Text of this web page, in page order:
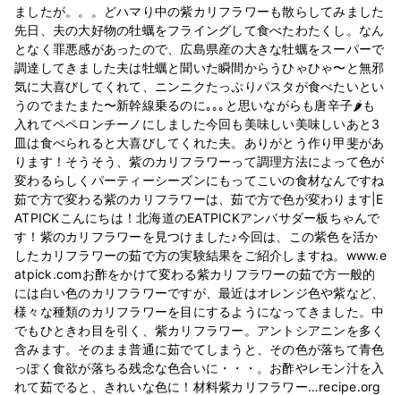
ましたが。。。どハマり中の紫カリフラワーも散らしてみました
先日、夫の大好物の牡蠣をフライングして食べたわたくし。なん
となく罪悪感があったので、広島県産の大きな牡蠣をスーパーで
調達してきました夫は牡蠣と聞いた瞬間からうひゃひゃ〜と無邪
気に大喜びしてくれて、ニンニクたっぷりパスタが食べたいとい
うのでまたまた〜新幹線乗るのに｡｡｡と思いながらも唐辛子🌶も
入れてペペロンチーノにしました今回も美味しい美味しいあと3
皿は食べられると大喜びしてくれた夫。ありがとう作り甲斐があ
ります！そうそう、紫のカリフラワーって調理方法によって色が
変わるらしくパーティーシーズンにもってこいの食材なんですね
茹で方で変わる紫のカリフラワーは、茹で方で色が変わります|E
ATPICKこんにちは！北海道のEATPICKアンバサダー板ちゃんで
す！紫のカリフラワーを見つけました♪今回は、この紫色を活か
したカリフラワーの茹で方の実験結果をご紹介しますね。www.e
atpick.comお酢をかけて変わる紫カリフラワーの茹で方一般的
には白い色のカリフラワーですが、最近はオレンジ色や紫など、
様々な種類のカリフラワーを目にするようになってきました。中
でもひときわ目を引く、紫カリフラワー。アントシアニンを多く
含みます。そのまま普通に茹でてしまうと、その色が落ちて青色
っぽく食欲が落ちる残念な色合いに・・・。お酢やレモン汁を入
れて茹でると、きれいな色に！材料紫カリフラワー…recipe.org